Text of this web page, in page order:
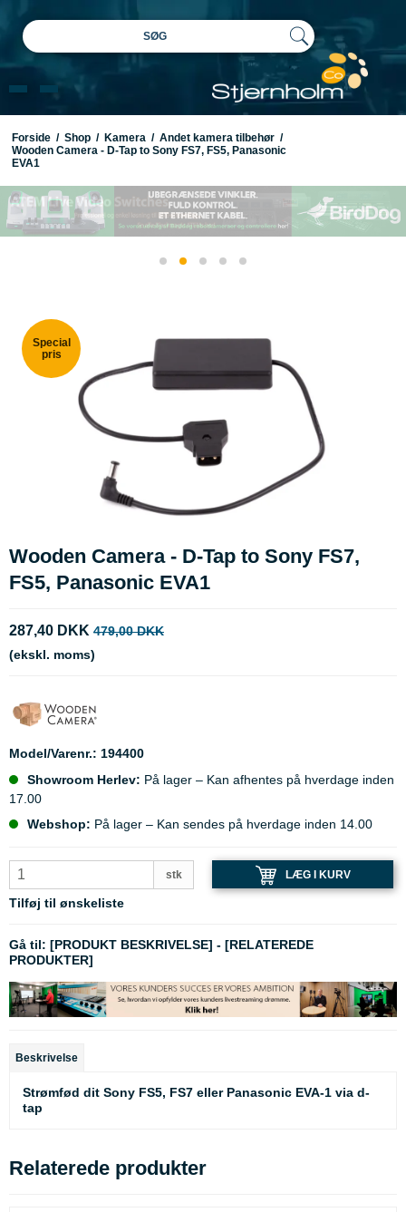
SØG
Forside / Shop / Kamera / Andet kamera tilbehør /
Wooden Camera - D-Tap to Sony FS7, FS5, Panasonic
EVA1
Special
pris
Wooden Camera - D-Tap to Sony FS7,
FS5, Panasonic EVA1
287,40 DKK 479,00 DKK
(ekskl. moms)
Model/Varenr.: 194400
Showroom Herlev: På lager – Kan afhentes på hverdage inden
17.00
Webshop: På lager – Kan sendes på hverdage inden 14.00
stk LÆG I KURV
Tilføj til ønskeliste
Gå til: [PRODUKT BESKRIVELSE] - [RELATEREDE
PRODUKTER]
Beskrivelse
Strømfød dit Sony FS5, FS7 eller Panasonic EVA-1 via d-
tap
Relaterede produkter